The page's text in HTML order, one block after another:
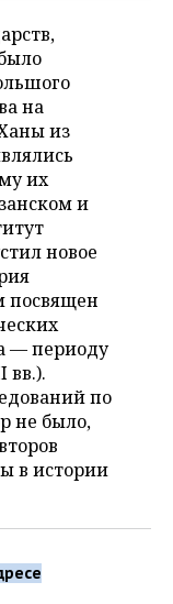
на
из
их
и
новое
посвящен
— периоду
вв.).
по
не было,
в истории